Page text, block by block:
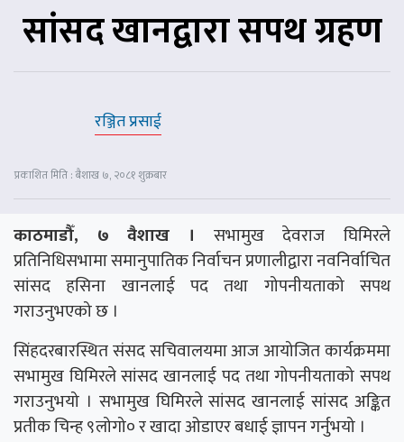
सांसद खानद्वारा सपथ ग्रहण
रञ्जित प्रसाई
प्रकाशित मिति : बैशाख ७, २०८१ शुक्रबार
काठमाडौँ, ७ वैशाख । सभामुख देवराज घिमिरले
प्रतिनिधिसभामा समानुपातिक निर्वाचन प्रणालीद्वारा नवनिर्वाचित
सांसद हसिना खानलाई पद तथा गोपनीयताको सपथ
गराउनुभएको छ ।
सिंहदरबारस्थित संसद सचिवालयमा आज आयोजित कार्यक्रममा
सभामुख घिमिरले सांसद खानलाई पद तथा गोपनीयताको सपथ
गराउनुभयो । सभामुख घिमिरले सांसद खानलाई सांसद अङ्कित
प्रतीक चिन्ह ९लोगो० र खादा ओडाएर बधाई ज्ञापन गर्नुभयो ।